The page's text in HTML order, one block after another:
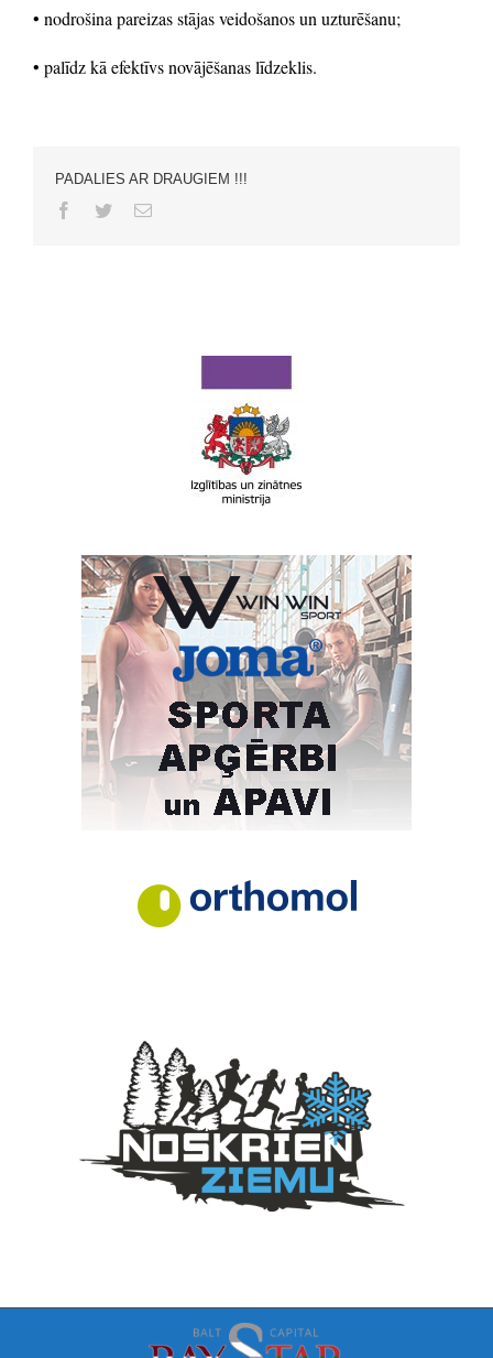
• nodrošina pareizas stājas veidošanos un uzturēšanu;
• palīdz kā efektīvs novājēšanas līdzeklis.
PADALIES AR DRAUGIEM !!!
Facebook
TwitterEmail